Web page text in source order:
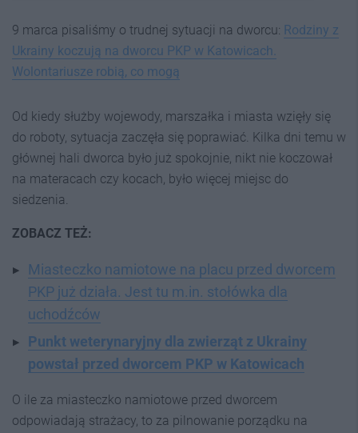
9 marca pisaliśmy o trudnej sytuacji na dworcu: Rodziny z
Ukrainy koczują na dworcu PKP w Katowicach.
Wolontariusze robią, co mogą
Od kiedy służby wojewody, marszałka i miasta wzięły się
do roboty, sytuacja zaczęła się poprawiać. Kilka dni temu w
głównej hali dworca było już spokojnie, nikt nie koczował
na materacach czy kocach, było więcej miejsc do
siedzenia.
ZOBACZ TEŻ:
Miasteczko namiotowe na placu przed dworcem
PKP już działa. Jest tu m.in. stołówka dla
uchodźców
Punkt weterynaryjny dla zwierząt z Ukrainy
powstał przed dworcem PKP w Katowicach
O ile za miasteczko namiotowe przed dworcem
odpowiadają strażacy, to za pilnowanie porządku na